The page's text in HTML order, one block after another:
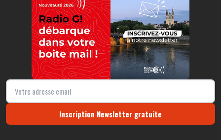
Inscription Newsletter gratuite